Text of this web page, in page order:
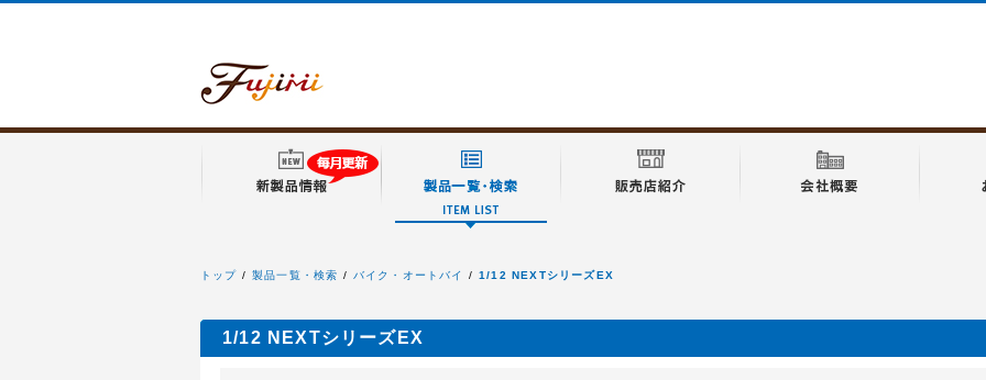
トップ 製品一覧・検索 バイク・オートバイ 1/12 NEXTシリーズEX
1/12 NEXTシリーズEX